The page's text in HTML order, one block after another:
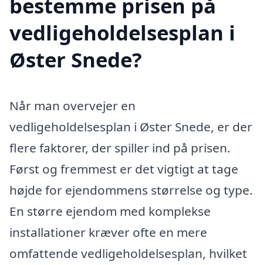
vedligeholdelsesplan i
Øster Snede?
Når man overvejer en
vedligeholdelsesplan i Øster Snede, er der
flere faktorer, der spiller ind på prisen.
Først og fremmest er det vigtigt at tage
højde for ejendommens størrelse og type.
En større ejendom med komplekse
installationer kræver ofte en mere
omfattende vedligeholdelsesplan, hvilket